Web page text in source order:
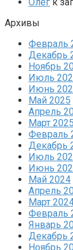
Архивы
Февраль
Декабрь
Ноябрь
Июль
Июнь
Май 2025
Апрель
Март 2025
Февраль
Декабрь
Июль
Июнь
Май 2024
Апрель
Март
Февраль
Январь
Декабрь
Ноябрь